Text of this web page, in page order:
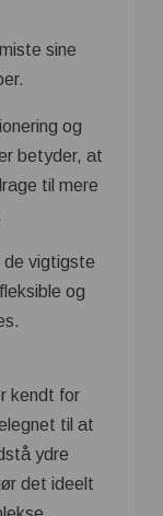
sine
og
betyder, at
til mere
de vigtigste
og
kendt for
til at
ydre
det ideelt